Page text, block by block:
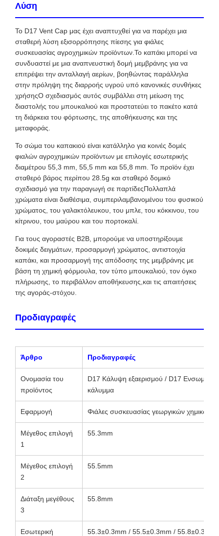
Λύση
Το D17 Vent Cap μας έχει αναπτυχθεί για να παρέχει μια
σταθερή λύση εξισορρόπησης πίεσης για φιάλες
συσκευασίας αγροχημικών προϊόντων.Το καπάκι μπορεί να
συνδυαστεί με μια αναπνευστική δομή μεμβράνης για να
επιτρέψει την ανταλλαγή αερίων, βοηθώντας παράλληλα
στην πρόληψη της διαρροής υγρού υπό κανονικές συνθήκες
χρήσηςΟ σχεδιασμός αυτός συμβάλλει στη μείωση της
διαστολής του μπουκαλιού και προστατεύει το πακέτο κατά
τη διάρκεια του φόρτωσης, της αποθήκευσης και της
μεταφοράς.
Το σώμα του καπακιού είναι κατάλληλο για κοινές δομές
φιαλών αγροχημικών προϊόντων με επιλογές εσωτερικής
διαμέτρου 55,3 mm, 55,5 mm και 55,8 mm. Το προϊόν έχει
σταθερό βάρος περίπου 28.5g και σταθερό δομικό
σχεδιασμό για την παραγωγή σε παρτίδεςΠολλαπλά
χρώματα είναι διαθέσιμα, συμπεριλαμβανομένου του φυσικού
χρώματος, του γαλακτόλευκου, του μπλε, του κόκκινου, του
κίτρινου, του μαύρου και του πορτοκαλί.
Για τους αγοραστές B2B, μπορούμε να υποστηρίξουμε
δοκιμές δειγμάτων, προσαρμογή χρώματος, αντιστοιχία
καπάκι, και προσαρμογή της απόδοσης της μεμβράνης με
βάση τη χημική φόρμουλα, τον τύπο μπουκαλιού, τον όγκο
πλήρωσης, το περιβάλλον αποθήκευσης,και τις απαιτήσεις
της αγοράς-στόχου.
Προδιαγραφές
Άρθρο Προδιαγραφές
Ονομασία του
προϊόντος
D17 Κάλυψη εξαερισμού / D17
κάλυμμα
Εφαρμογή Φιάλες συσκευασίας γεωργικών χημικών
Μέγεθος επιλογή
1
55.3mm
Μέγεθος επιλογή
2
55.5mm
Διάταξη μεγέθους
3
55.8mm
Εσωτερική
55.3±0.3mm / 55.5±0.3mm / 55.8±0.3mm